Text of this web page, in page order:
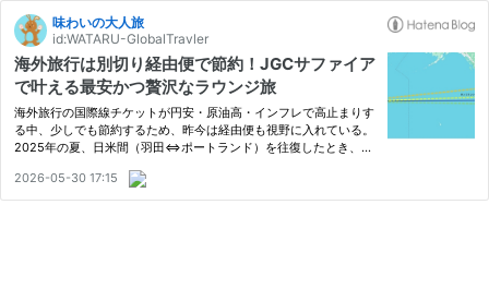
味わいの大人旅
id:WATARU-GlobalTravler
海外旅行は別切り経由便で節約！JGCサファイア
で叶える最安かつ贅沢なラウンジ旅
海外旅行の国際線チケットが円安・原油高・インフレで高止まりす
る中、少しでも節約するため、昨今は経由便も視野に入れている。
2025年の夏、日米間（羽田⇔ポートランド）を往復したとき、ア
これは直行便や他の２つの経由便より10万円は安い。 ロサンゼル
ス経…
2026-05-30 17:15